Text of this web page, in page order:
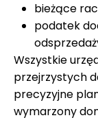
bieżące
podatek
Wszystkie
przejrzystych
precyzyjne
wymarzony